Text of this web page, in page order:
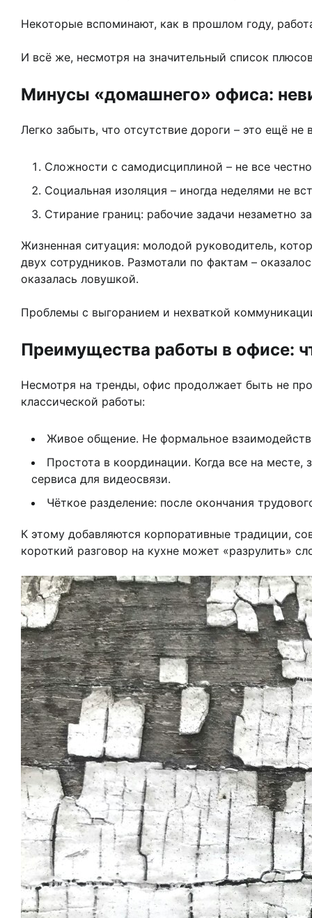
Некоторые вспоминают, как в прошлом году,
И всё же, несмотря на значительный список
Минусы «домашнего» офиса:
Легко забыть, что отсутствие дороги – это ещё
Сложности с самодисциплиной – не все
Социальная изоляция – иногда неделями не
Стирание границ: рабочие задачи незаметно
Жизненная ситуация: молодой руководитель,
двух сотрудников. Размотали по фактам –
оказалась ловушкой.
Проблемы с выгоранием и нехваткой
Преимущества работы в офисе:
Несмотря на тренды, офис продолжает быть не
классической работы:
Живое общение. Не формальное
Простота в координации. Когда все на месте,
сервиса для видеосвязи.
Чёткое разделение: после окончания
К этому добавляются корпоративные традиции,
короткий разговор на кухне может «разрулить»